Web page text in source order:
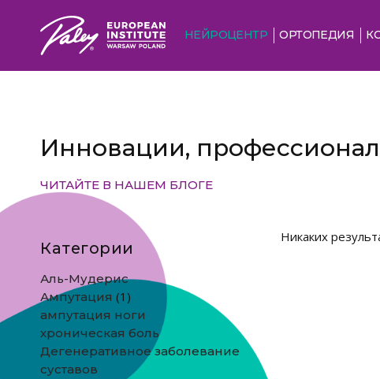
НЕЙРОЦЕНТР ОРТОПЕДИЯ
Инновации,
ЧИТАЙТЕ В НАШЕМ БЛОГЕ
Категории
Аль-Мудерис
Ампутация (1)
ампутация ноги
хроническая боль
Дегенеративное заболевание
суставов
Никаких